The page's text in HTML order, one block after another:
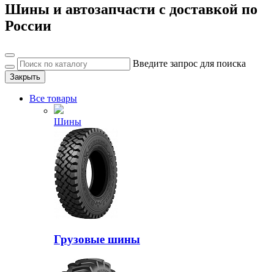
Шины и автозапчасти с доставкой по
России
Введите запрос для поиска
Закрыть
Все товары
Шины
Грузовые шины